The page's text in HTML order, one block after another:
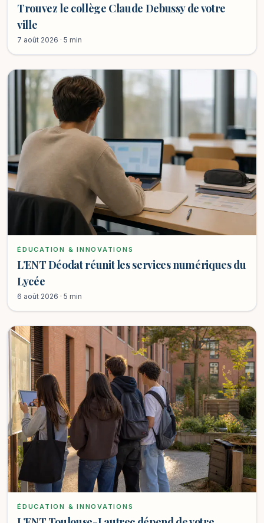
Trouvez le collège Claude Debussy de votre
ville
7 août 2026 · 5 min
ÉDUCATION & INNOVATIONS
L’ENT Déodat réunit les services numériques du
Lycée
6 août 2026 · 5 min
ÉDUCATION & INNOVATIONS